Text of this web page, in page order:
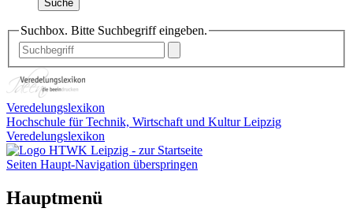
Suche
Suchbox. Bitte Suchbegriff eingeben.
Veredelungslexikon
Hochschule für Technik, Wirtschaft und Kultur Leipzig
Veredelungslexikon
Seiten Haupt-Navigation überspringen
Hauptmenü